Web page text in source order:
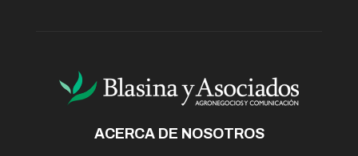
ACERCA DE NOSOTROS